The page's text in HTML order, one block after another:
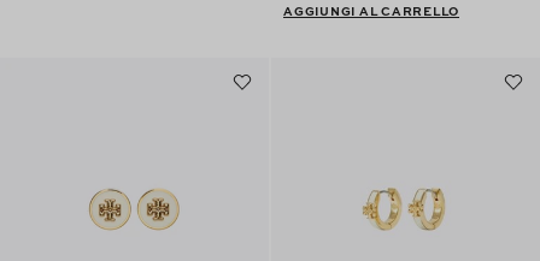
AGGIUNGI AL CARRELLO